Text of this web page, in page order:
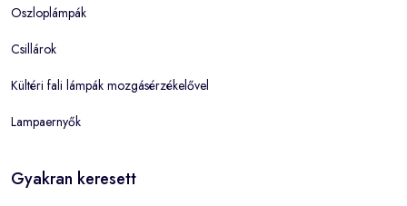
Oszloplámpák
Csillárok
Kültéri fali lámpák mozgásérzékelővel
Lampaernyők
Gyakran keresett